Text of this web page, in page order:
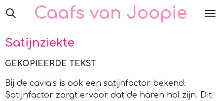
Ga
de
Caafs van Joopie
Satijnziekte
GEKOPIEERDE TEKST
Bij de cavia’s is ook een satijnfactor bekend.
Satijnfactor zorgt ervoor dat de haren hol zijn. Dit